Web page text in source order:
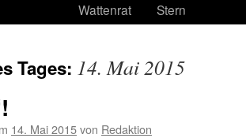
Wattenrat
Stern
Tages: 14. Mai 2015
14. Mai 2015von Redaktion